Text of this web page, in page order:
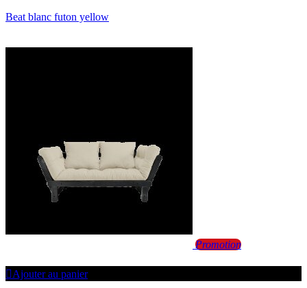
Beat blanc futon yellow
Promotion
Ajouter au panier